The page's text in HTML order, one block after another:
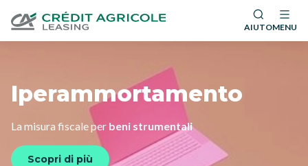
AIUTOMENU
Iperammortamento
La misura fiscale per beni strumentali
Scopri di più